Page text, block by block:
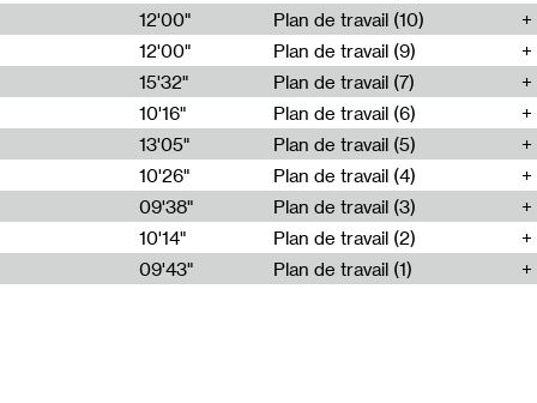
le Saux,
Louve, Léon
12'00"
Plan de travail (10)
12'00"
Plan de travail (9)
15'32"
Plan de travail (7)
10'16"
Plan de travail (6)
13'05"
Plan de travail (5)
10'26"
Plan de travail (4)
09'38"
Plan de travail (3)
10'14"
Plan de travail (2)
09'43" Plan de travail (1)